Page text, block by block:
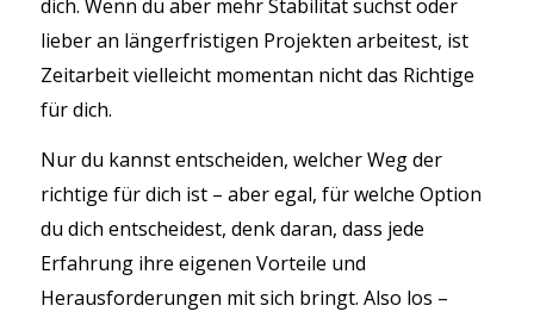
dich. Wenn du aber mehr Stabilität suchst oder
lieber an längerfristigen Projekten arbeitest, ist
Zeitarbeit vielleicht momentan nicht das Richtige
für dich.
Nur du kannst entscheiden, welcher Weg der
richtige für dich ist – aber egal, für welche Option
du dich entscheidest, denk daran, dass jede
Erfahrung ihre eigenen Vorteile und
Herausforderungen mit sich bringt. Also los –